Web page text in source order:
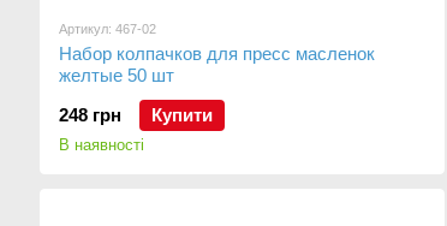
Артикул: 467-02
Набор колпачков для пресс масленок
желтые 50 шт
248 грн
Купити
В наявності